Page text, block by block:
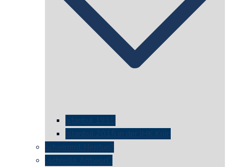
istanbul 1995
Istanbul 2015 in der IHK Köln
schwimmt Neptun?
„schnelle Antwort“